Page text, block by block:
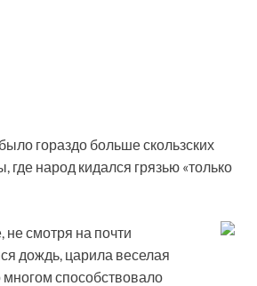
гораздо больше скользских
где народ кидался грязью «только
не смотря на почти
дождь, царила веселая
способствовало